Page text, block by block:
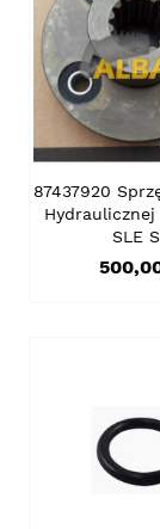
87437920
Hydraulicznej
SLE
Cena